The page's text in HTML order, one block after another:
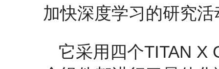
加快深度学习的研究活
它采用四个TITAN X